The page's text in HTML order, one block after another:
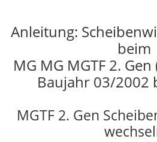
Anleitung:
beim
MG MG MGTF 2.
Baujahr 03/2002
MGTF 2. Gen